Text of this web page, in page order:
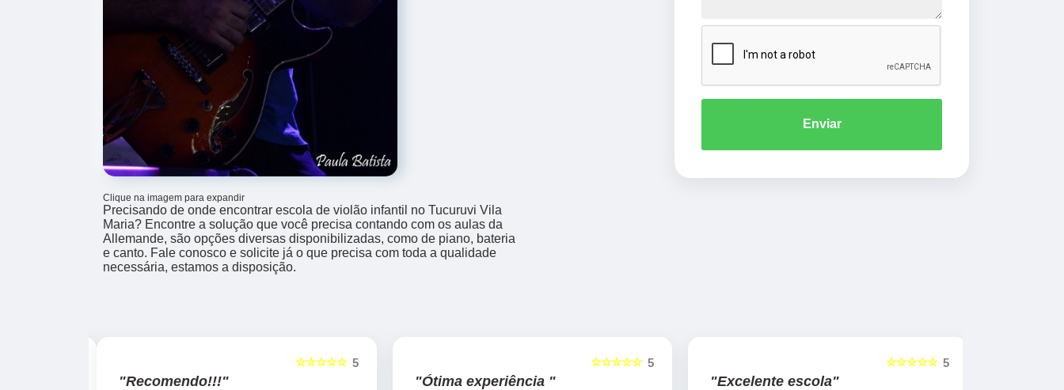
Clique na imagem para expandir
Precisando de onde encontrar escola de violão infantil no Tucuruvi Vila
Maria? Encontre a solução que você precisa contando com os aulas da
Allemande, são opções diversas disponibilizadas, como de piano, bateria
e canto. Fale conosco e solicite já o que precisa com toda a qualidade
necessária, estamos a disposição.
Enviar
5
☆☆☆☆☆
"Recomendo!!!"
5
☆☆☆☆☆
"Ótima experiência "
5
☆☆☆☆☆
"Excelente escola"